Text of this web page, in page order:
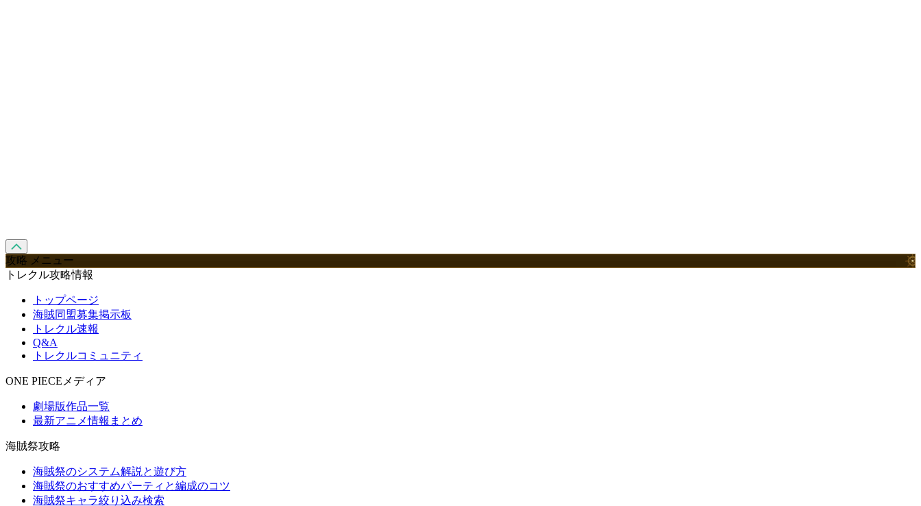
攻略 メニュー
トレクル攻略情報
トップページ
海賊同盟募集掲示板
トレクル速報
Q&A
トレクルコミュニティ
ONE PIECEメディア
劇場版作品一覧
最新アニメ情報まとめ
海賊祭攻略
海賊祭のシステム解説と遊び方
海賊祭のおすすめパーティと編成のコツ
海賊祭キャラ絞り込み検索